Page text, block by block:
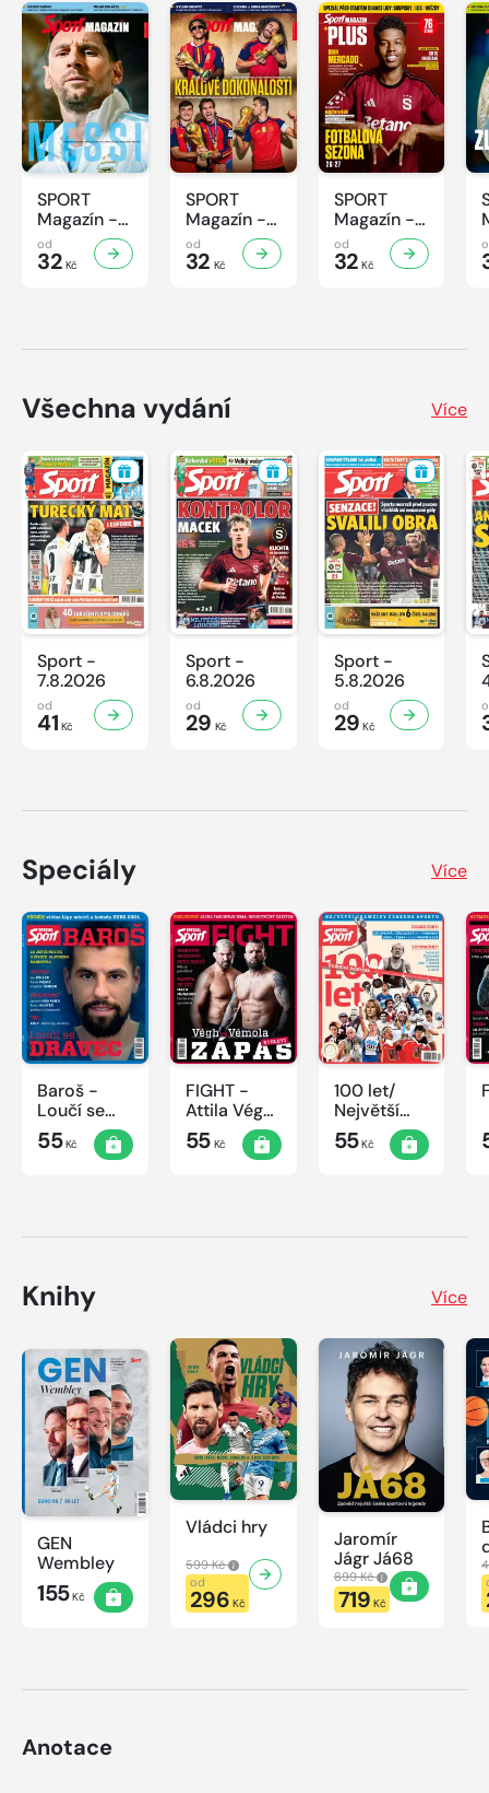
SPORT
Magazín -
32/2026
od
32 Kč
SPORT
Magazín -
31/2026
od
32 Kč
SPORT
Magazín -
30/2026
od
32 Kč
Všechna vydání Více
Sport -
7.8.2026
od
41 Kč
Sport -
6.8.2026
od
29 Kč
Sport -
5.8.2026
od
29 Kč
Speciály Více
Baroš -
Loučí se
dravec
55Kč
FIGHT -
Attila Végh
vs. Karlos
Vémola
55Kč
100 let/
Největší
okamžiky
českého
55Kč
Knihy Více
GEN
Wembley
155Kč
Vládci hry
599 Kč
od
296 Kč
Jaromír
Jágr Já68
899 Kč
719 Kč
Anotace